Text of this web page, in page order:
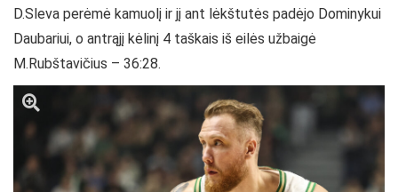
D.Sleva perėmė kamuolį ir jį ant lėkštutės padėjo Dominykui
Daubariui, o antrąjį kėlinį 4 taškais iš eilės užbaigė
M.Rubštavičius – 36:28.